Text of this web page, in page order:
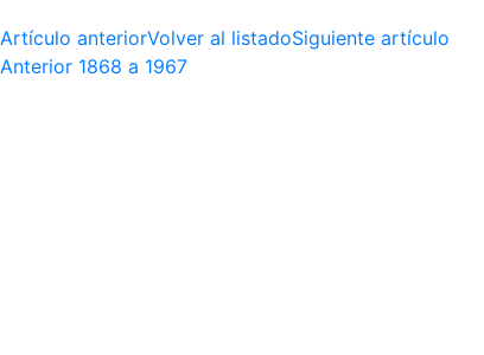
Artículo anteriorVolver al listadoSiguiente artículo
Anterior 1868 a 1967